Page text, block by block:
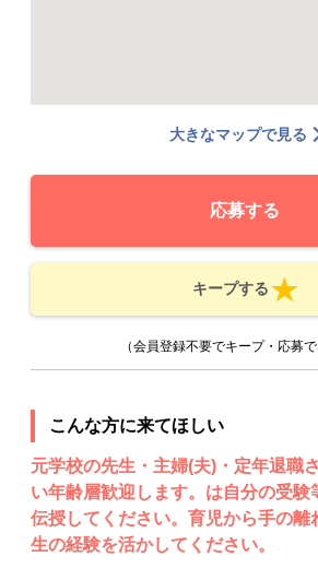
大きなマップで見る
応募する
キープする
（会員登録不要でキープ・応募で
こんな方に来てほしい
元学校の先生・主婦(夫)・定年退職
い年齢層歓迎します。は自分の受験
伝授してください。育児から手の離
生の経験を活かしてください。